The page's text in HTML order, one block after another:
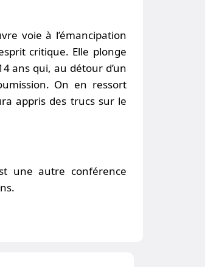
voie à l’émancipation
critique. Elle plonge
ans qui, au détour d’un
On en ressort
appris des trucs sur le
une autre conférence